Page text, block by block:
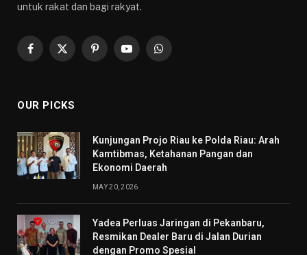
untuk rakat dan bagi rakyat.
Facebook
X
PinterestYouTubeWhatsApp
OUR PICKS
Kunjungan Projo Riau ke Polda Riau: Arah
Kamtibmas, Ketahanan Pangan dan
Ekonomi Daerah
MAY 20, 2026
Yadea Perluas Jaringan di Pekanbaru,
Resmikan Dealer Baru di Jalan Durian
dengan Promo Spesial